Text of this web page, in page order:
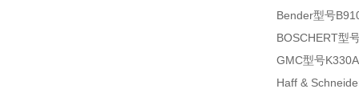
Bender型号
BOSCHERT型
GMC型号K330A
Haff &